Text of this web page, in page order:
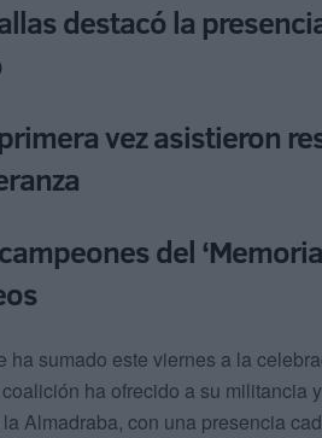
destacó la
vez asistieron
del
ha sumado este viernes a la
ha ofrecido a su militancia
la Almadraba, con una presencia